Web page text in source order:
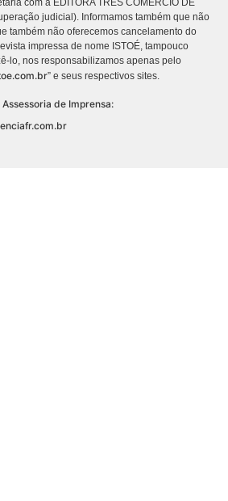
judicial). Informamos também que não
também não oferecemos cancelamento do
impressa de nome ISTOÉ, tampouco
lo, nos responsabilizamos apenas pelo
” e seus respectivos sites.
Assessoria de Imprensa: